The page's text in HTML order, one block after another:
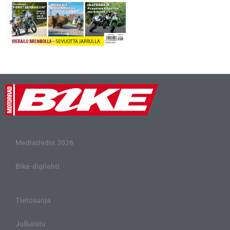
Mediatiedot 2026
Bike-digilehti
Tietosuoja
Julkaistu